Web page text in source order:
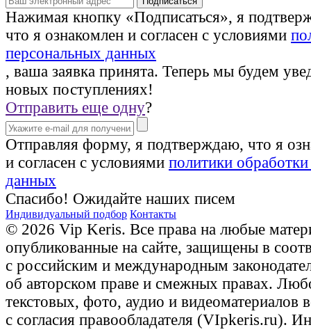
Нажимая кнопку «Подписаться», я
что я ознакомлен и согласен с условиями
персональных данных
, ваша заявка принята. Теперь мы будем
новых поступлениях!
Отправить еще одну?
Отправляя форму, я подтверждаю, что я
и согласен с условиями политики
данных
Спасибо! Ожидайте наших писем
Индивидуальный подбор Контакты
© 2026 Vip Keris. Все права на любые
опубликованные на сайте, защищены в
с российским и международным
об авторском праве и смежных правах.
текстовых, фото, аудио и видеоматериалов
с согласия правообладателя (VIpkeris.ru).